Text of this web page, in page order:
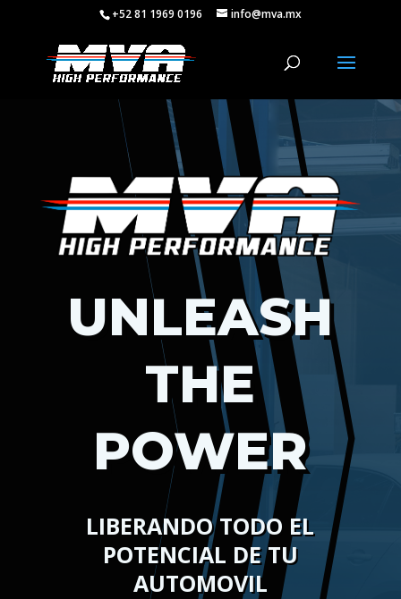
+52 81 1969 0196 info@mva.mx
UNLEASH
THE
POWER
LIBERANDO TODO EL
POTENCIAL DE TU
AUTOMOVIL